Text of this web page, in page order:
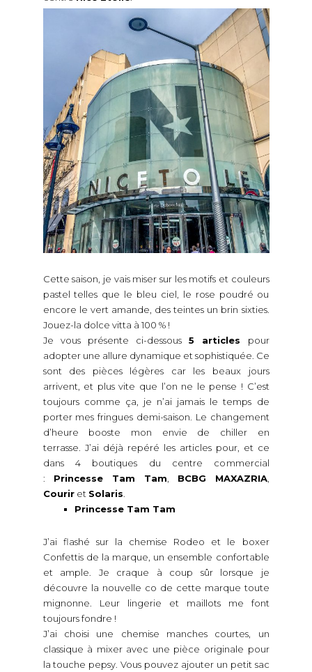
Cette saison, je vais miser sur les motifs et couleurs
pastel telles que le bleu ciel, le rose poudré ou
encore le vert amande, des teintes un brin sixties.
Jouez-la dolce vitta à 100 % !
Je vous présente ci-dessous5 articles pour
adopter une allure dynamique et sophistiquée. Ce
sont des pièces légères car les beaux jours
arrivent, et plus vite que l’on ne le pense ! C’est
toujours comme ça, je n’ai jamais le temps de
porter mes fringues demi-saison. Le changement
d’heure booste mon envie de chiller en
terrasse. J’ai déjà repéré les articles pour, et ce
dans 4 boutiques du centre commercial
: Princesse Tam Tam BCBG MAXAZRIA,
Couriret Solaris
Princesse Tam Tam
J’ai flashé sur la chemise Rodeo et le boxer
Confettis de la marque, un ensemble confortable
et ample. Je craque à coup sûr lorsque je
découvre la nouvelle co de cette marque toute
mignonne. Leur lingerie et maillots me font
toujours fondre !
J’ai choisi une chemise manches courtes, un
classique à mixer avec une pièce originale pour
la touche pepsy. Vous pouvez ajouter un petit sac